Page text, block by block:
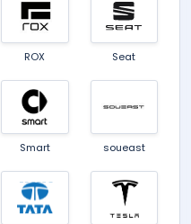
ROX Seat
Smart soueast